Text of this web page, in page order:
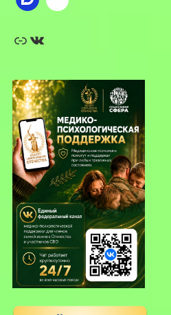
Ссылка